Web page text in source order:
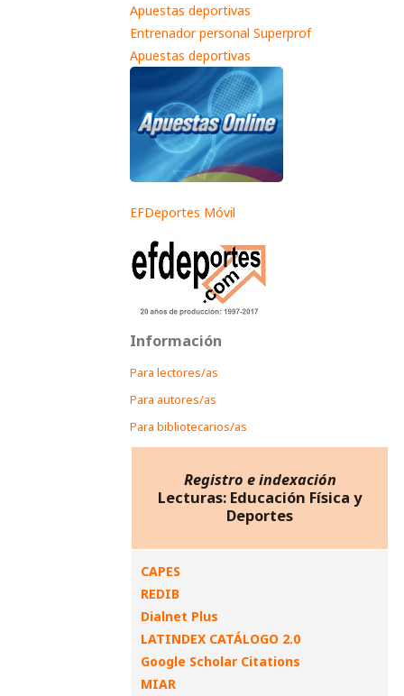
Apuestas deportivas
Entrenador personal Superprof
Apuestas deportivas
EFDeportes Móvil
Información
Para lectores/as
Para autores/as
Para bibliotecarios/as
Registro e indexación
Lecturas: Educación Física y
Deportes
CAPES
REDIB
Dialnet Plus
LATINDEX CATÁLOGO 2.0
Google Scholar Citations
MIAR